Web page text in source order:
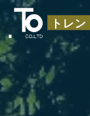
ン
テ
ン
ツ
へ
キ
トレ